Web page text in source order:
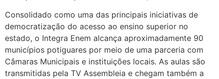
Consolidado como uma das principais iniciativas de
democratização do acesso ao ensino superior no
estado, o Integra Enem alcança aproximadamente 90
municípios potiguares por meio de uma parceria com
Câmaras Municipais e instituições locais. As aulas são
transmitidas pela TV Assembleia e chegam também a